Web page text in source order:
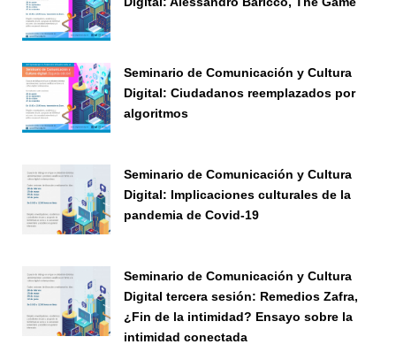
Seminario de Comunicación y Cultura
Digital: Ciudadanos reemplazados por
algoritmos
Seminario de Comunicación y Cultura
Digital: Implicaciones culturales de la
pandemia de Covid-19
Seminario de Comunicación y Cultura
Digital tercera sesión: Remedios Zafra,
¿Fin de la intimidad? Ensayo sobre la
intimidad conectada